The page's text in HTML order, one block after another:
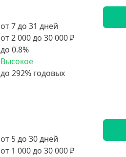
от 7 до 31 дней
от 2 000 до 30 000 ₽
до 0.8%
Высокое
от 5 до 30 дней
от 1 000 до 30 000 ₽